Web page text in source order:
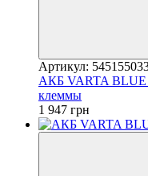
Артикул:
АКБ VARTA BLUE
клеммы
1 947 грн